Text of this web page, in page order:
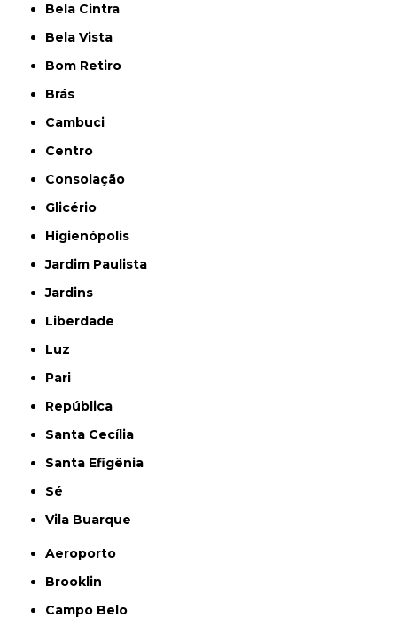
Bela Cintra
Bela Vista
Bom Retiro
Brás
Cambuci
Centro
Consolação
Glicério
Higienópolis
Jardim Paulista
Jardins
Liberdade
Luz
Pari
República
Santa Cecília
Santa Efigênia
Sé
Vila Buarque
Aeroporto
Brooklin
Campo Belo